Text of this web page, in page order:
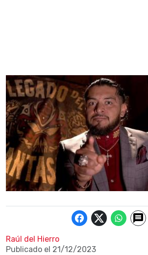
Raúl del Hierro
Publicado el 21/12/2023